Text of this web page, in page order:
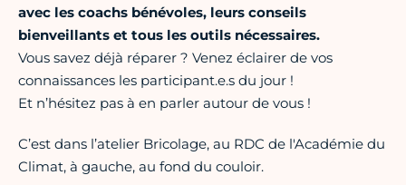
avec les coachs bénévoles, leurs conseils
bienveillants et tous les outils nécessaires.
Vous savez déjà réparer ? Venez éclairer de vos
connaissances les participant.e.s du jour !
Et n’hésitez pas à en parler autour de vous !
C’est dans l’atelier Bricolage, au RDC de l'Académie du
Climat, à gauche, au fond du couloir.